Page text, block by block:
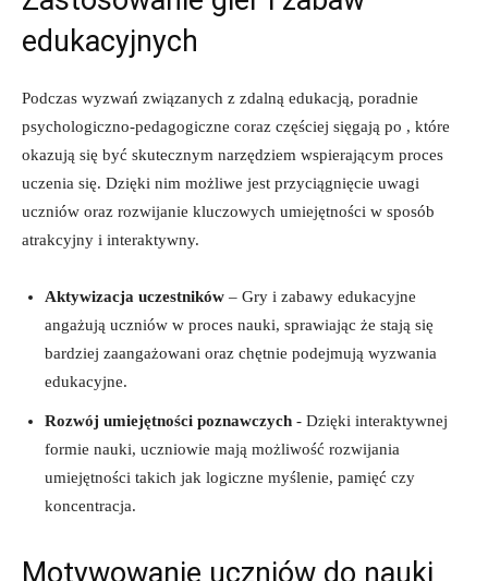
⁣edukacyjnych
Podczas wyzwań związanych z zdalną ⁢edukacją, poradnie
psychologiczno-pedagogiczne coraz⁤ częściej ​sięgają ⁤po , które
okazują się być skutecznym narzędziem⁣ wspierającym ⁣proces
‍uczenia się. Dzięki nim możliwe jest przyciągnięcie ⁤uwagi
⁤uczniów oraz rozwijanie⁣ kluczowych umiejętności ⁣w sposób
atrakcyjny i interaktywny.
Aktywizacja uczestników – Gry i zabawy edukacyjne
‌angażują⁣ uczniów ⁣w proces nauki, sprawiając że ⁢stają się⁢
bardziej zaangażowani oraz chętnie ⁣podejmują ‌wyzwania⁣
edukacyjne.
Rozwój umiejętności​ poznawczych -⁢ Dzięki interaktywnej
formie nauki,‍ uczniowie mają możliwość rozwijania
‌umiejętności takich⁤ jak ⁣logiczne myślenie, pamięć czy​
koncentracja.
Motywowanie uczniów‌ do nauki